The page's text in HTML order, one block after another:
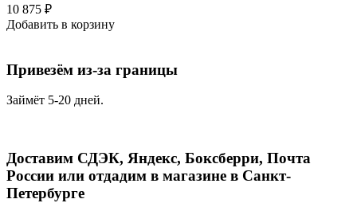
10 875 ₽
Добавить в корзину
Привезём из-за границы
Займёт 5-20 дней.
Доставим СДЭК, Яндекс, Боксберри, Почта
России или отдадим в магазине в Санкт-
Петербурге